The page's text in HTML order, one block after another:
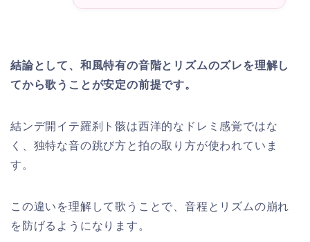
結論として、和風特有の音階とリズムのズレを理解し
てから歌うことが安定の前提です。
結ンデ開イテ羅刹ト骸は西洋的なドレミ感覚ではな
く、独特な音の跳び方と拍の取り方が使われていま
す。
この違いを理解して歌うことで、音程とリズムの崩れ
を防げるようになります。